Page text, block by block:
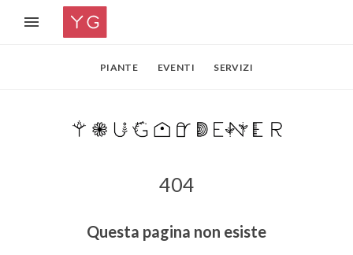
PIANTE EVENTI SERVIZI
404
Questa pagina non esiste